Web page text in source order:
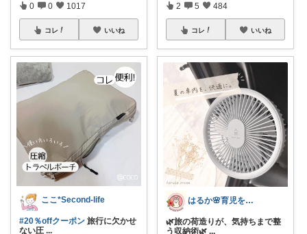
0 0 1017
コレ いいね
ここ*Second-life
#20％offクーポン 旅行に欠かせ
ない圧 ...
2 5 484
コレ いいね
はるか🌸育児をラクに、もっと楽しく♪
🌿旅の荷造りが、気持ちまで整
う収納術🌿 ...